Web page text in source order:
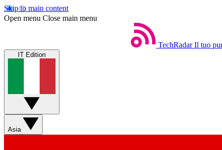
Skip to main content
Open menu Close main menu
TechRadar Il tuo
IT Edition
Asia